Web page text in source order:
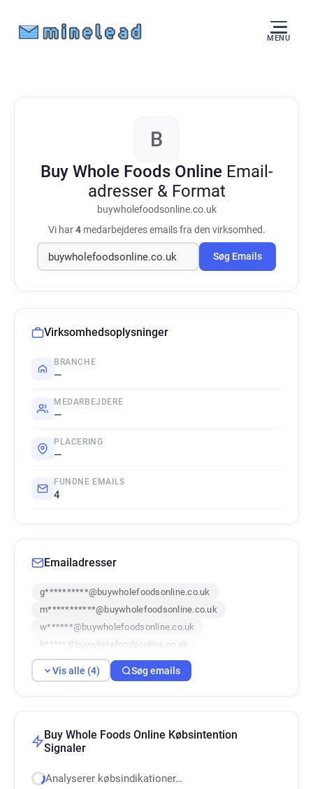
MENU
B
Buy Whole Foods Online Email-
adresser & Format
buywholefoodsonline.co.uk
Vi har4medarbejderes emails fra den virksomhed.
Søg Emails
Virksomhedsoplysninger
BRANCHE
—
MEDARBEJDERE
—
PLACERING
—
FUNDNE EMAILS
4
Emailadresser
g**********@buywholefoodsonline.co.uk
m***********@buywholefoodsonline.co.uk
w******@buywholefoodsonline.co.uk
h*****@buywholefoodsonline.co.uk
Vis alle (4) Søg emails
Buy Whole Foods Online Købsintention
Signaler
Analyserer købsindikationer…